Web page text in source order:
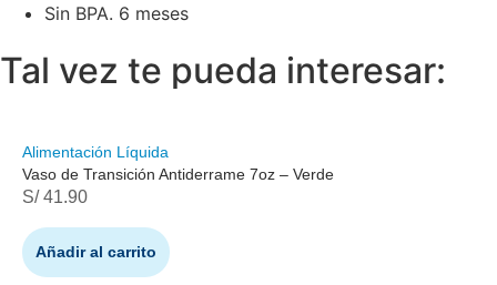
Sin BPA. 6 meses
Tal vez te pueda interesar:
Alimentación Líquida
Vaso de Transición Antiderrame 7oz – Verde
S/41.90
Añadir al carrito